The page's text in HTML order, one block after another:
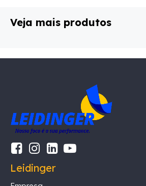
Veja mais produtos
Leidinger